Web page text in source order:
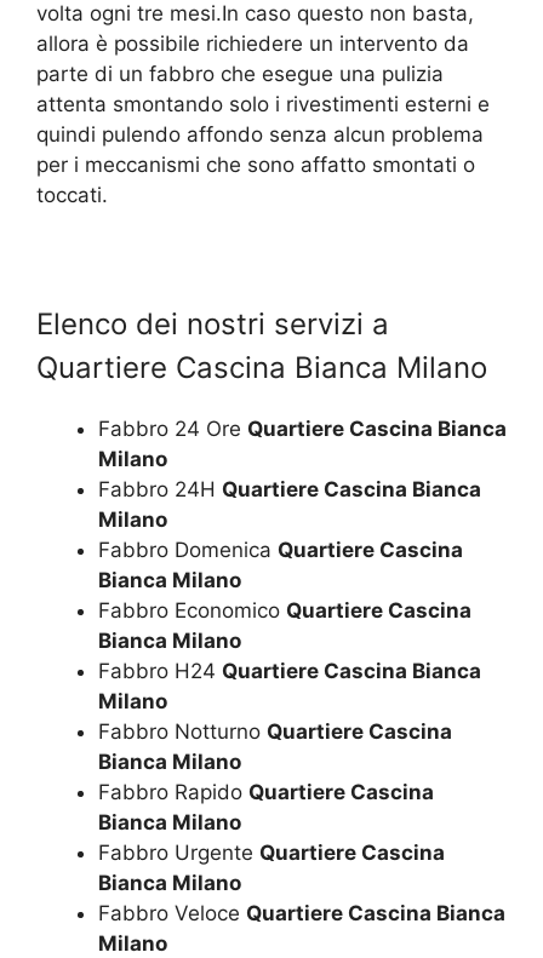
volta ogni tre mesi.In caso questo non basta,
allora è possibile richiedere un intervento da
parte di un fabbro che esegue una pulizia
attenta smontando solo i rivestimenti esterni e
quindi pulendo affondo senza alcun problema
per i meccanismi che sono affatto smontati o
toccati.
Elenco dei nostri servizi a
Quartiere Cascina Bianca Milano
Fabbro 24 Ore Quartiere Cascina Bianca
Milano
Fabbro 24H Quartiere Cascina Bianca
Milano
Fabbro Domenica Quartiere Cascina
Bianca Milano
Fabbro Economico Quartiere Cascina
Bianca Milano
Fabbro H24 Quartiere Cascina Bianca
Milano
Fabbro Notturno Quartiere Cascina
Bianca Milano
Fabbro Rapido Quartiere Cascina
Bianca Milano
Fabbro Urgente Quartiere Cascina
Bianca Milano
Fabbro Veloce Quartiere Cascina Bianca
Milano